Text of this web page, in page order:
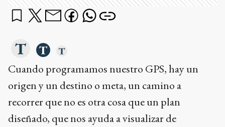
Cuando programamos nuestro GPS, hay un
origen y un destino o meta, un camino a
recorrer que no es otra cosa que un plan
diseñado, que nos ayuda a visualizar de